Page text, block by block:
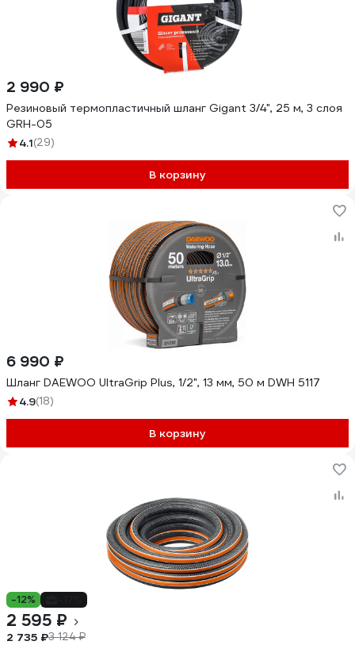
2 990 ₽
Резиновый термопластичный шланг Gigant 3/4", 25 м, 3 слоя
GRH-05
4.1(29)
В корзину
6 990 ₽
Шланг DAEWOO UltraGrip Plus, 1/2", 13 мм, 50 м DWH 5117
4.9(18)
В корзину
-12%
2 595 ₽
2 735 ₽3 124 ₽